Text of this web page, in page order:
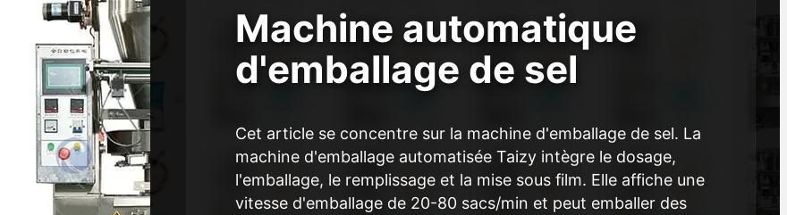
Machine automatique
d'emballage de sel
Cet article se concentre sur la machine d'emballage de sel. La
machine d'emballage automatisée Taizy intègre le dosage,
l'emballage, le remplissage et la mise sous film. Elle affiche une
vitesse d'emballage de 20-80 sacs/min et peut emballer des